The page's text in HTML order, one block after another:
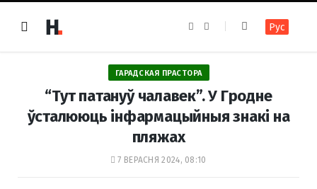
e
b
o
o
k
t
a
r
a
m
Рус
ГАРАДСКАЯ ПРАСТОРА
“Тут патануў чалавек”. У Гродне
ўсталююць інфармацыйныя знакі на
пляжах
7 ВЕРАСНЯ 2024, 08:10